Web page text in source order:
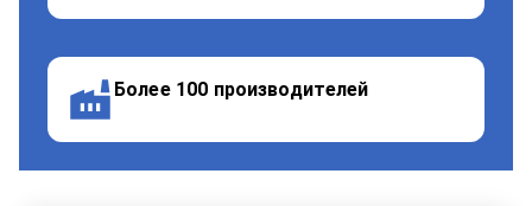
Более 100 производителей